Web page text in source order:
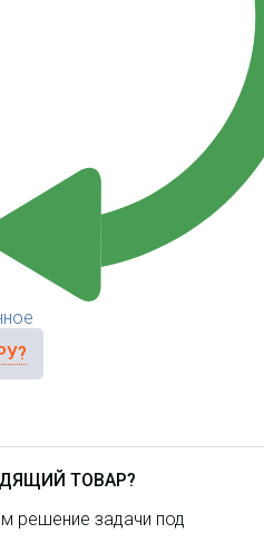
ТОВАР?
решение задачи под